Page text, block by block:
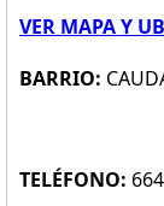
VER MAPA Y
BARRIO:
TELÉFONO: